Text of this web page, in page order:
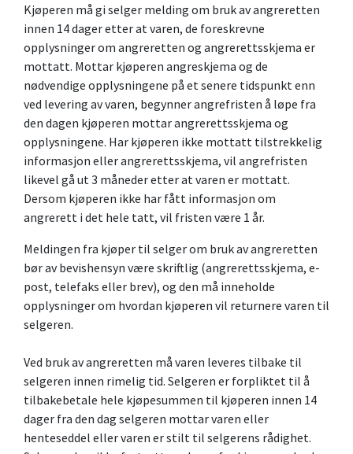
Kjøperen må gi selger melding om bruk av angreretten
innen 14 dager etter at varen, de foreskrevne
opplysninger om angreretten og angrerettsskjema er
mottatt. Mottar kjøperen angreskjema og de
nødvendige opplysningene på et senere tidspunkt enn
ved levering av varen, begynner angrefristen å løpe fra
den dagen kjøperen mottar angrerettsskjema og
opplysningene. Har kjøperen ikke mottatt tilstrekkelig
informasjon eller angrerettsskjema, vil angrefristen
likevel gå ut 3 måneder etter at varen er mottatt.
Dersom kjøperen ikke har fått informasjon om
angrerett i det hele tatt, vil fristen være 1 år.
Meldingen fra kjøper til selger om bruk av angreretten
bør av bevishensyn være skriftlig (angrerettsskjema, e-
post, telefaks eller brev), og den må inneholde
opplysninger om hvordan kjøperen vil returnere varen til
selgeren.
Ved bruk av angreretten må varen leveres tilbake til
selgeren innen rimelig tid. Selgeren er forpliktet til å
tilbakebetale hele kjøpesummen til kjøperen innen 14
dager fra den dag selgeren mottar varen eller
henteseddel eller varen er stilt til selgerens rådighet.